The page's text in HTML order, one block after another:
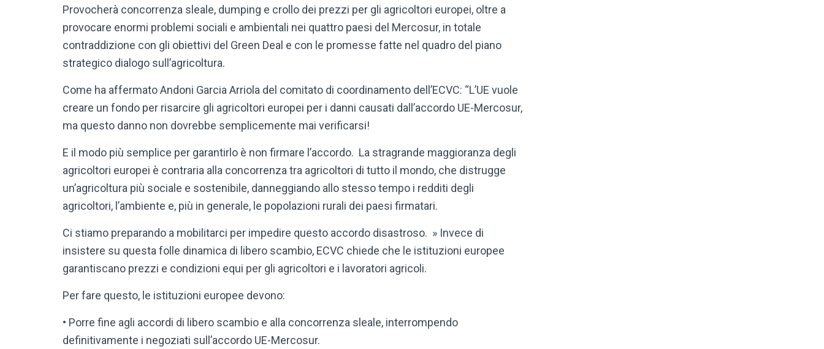
Provocherà concorrenza sleale, dumping e crollo dei prezzi per gli agricoltori europei, oltre a
provocare enormi problemi sociali e ambientali nei quattro paesi del Mercosur, in totale
contraddizione con gli obiettivi del Green Deal e con le promesse fatte nel quadro del piano
strategico dialogo sull’agricoltura.
Come ha affermato Andoni Garcia Arriola del comitato di coordinamento dell’ECVC: “L’UE vuole
creare un fondo per risarcire gli agricoltori europei per i danni causati dall’accordo UE-Mercosur,
ma questo danno non dovrebbe semplicemente mai verificarsi!
E il modo più semplice per garantirlo è non firmare l’accordo. La stragrande maggioranza degli
agricoltori europei è contraria alla concorrenza tra agricoltori di tutto il mondo, che distrugge
un’agricoltura più sociale e sostenibile, danneggiando allo stesso tempo i redditi degli
agricoltori, l’ambiente e, più in generale, le popolazioni rurali dei paesi firmatari.
Ci stiamo preparando a mobilitarci per impedire questo accordo disastroso. » Invece di
insistere su questa folle dinamica di libero scambio, ECVC chiede che le istituzioni europee
garantiscano prezzi e condizioni equi per gli agricoltori e i lavoratori agricoli.
Per fare questo, le istituzioni europee devono:
• Porre fine agli accordi di libero scambio e alla concorrenza sleale, interrompendo
definitivamente i negoziati sull’accordo UE-Mercosur.